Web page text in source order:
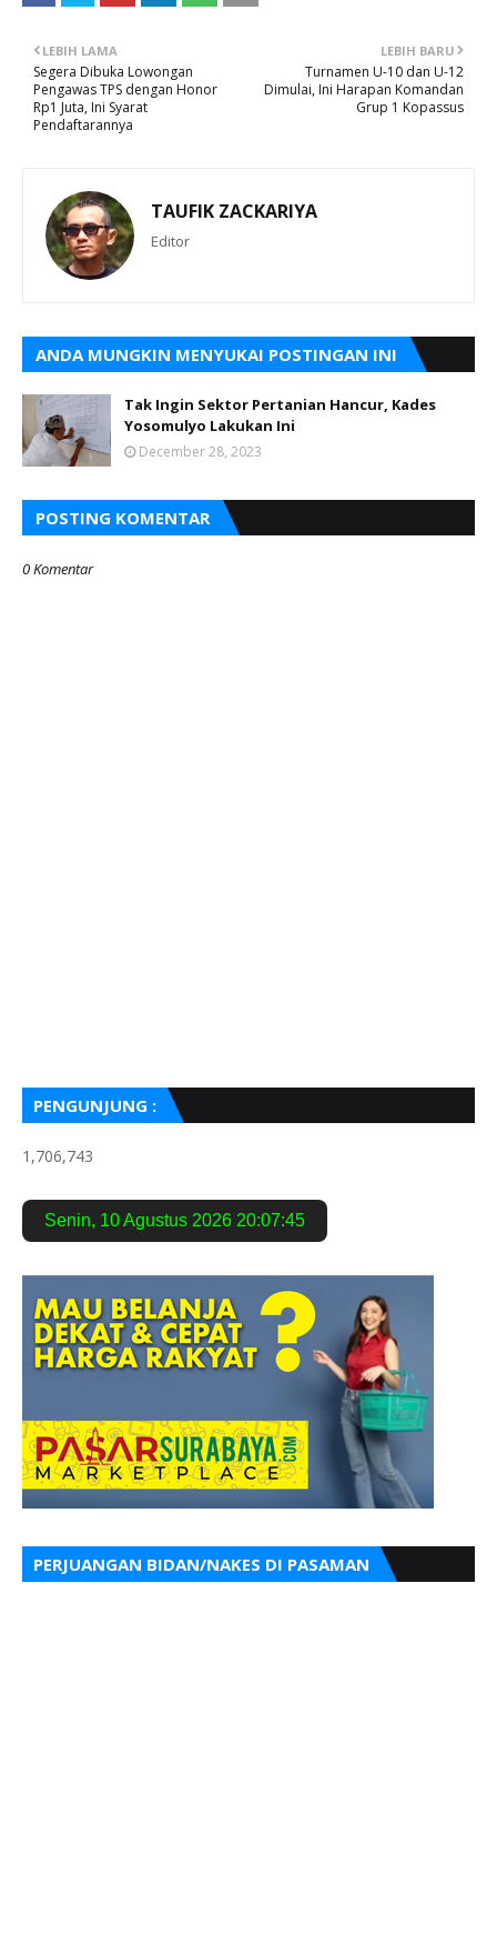
LEBIH BARU
Turnamen U-10 dan U-12
Dimulai, Ini Harapan Komandan
Grup 1 Kopassus
LEBIH LAMA
Segera Dibuka Lowongan
Pengawas TPS dengan Honor
Rp1 Juta, Ini Syarat
Pendaftarannya
TAUFIK ZACKARIYA
Editor
ANDA MUNGKIN MENYUKAI POSTINGAN INI
Tak Ingin Sektor Pertanian Hancur, Kades
Yosomulyo Lakukan Ini
December 28, 2023
POSTING KOMENTAR
0 Komentar
PENGUNJUNG :
1,706,743
Senin, 10 Agustus 2026 20:07:46
PERJUANGAN BIDAN/NAKES DI PASAMAN